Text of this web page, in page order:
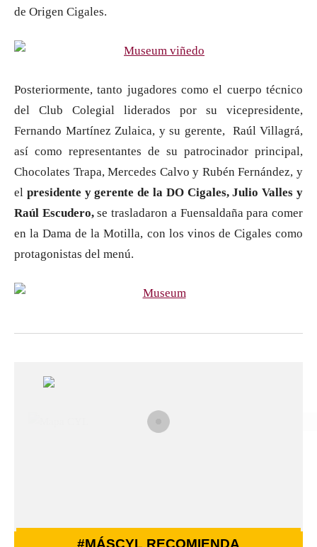
de Origen Cigales.
Posteriormente, tanto jugadores como el cuerpo técnico
del Club Colegial liderados por su vicepresidente,
Fernando Martínez Zulaica, y su gerente, Raúl Villagrá,
así como representantes de su patrocinador principal,
Chocolates Trapa, Mercedes Calvo y Rubén Fernández, y
el presidente y gerente de la DO Cigales, Julio Valles y
Raúl Escudero,se trasladaron a Fuensaldaña para comer
en la Dama de la Motilla, con los vinos de Cigales como
protagonistas del menú.
#MÁSCYL RECOMIENDA